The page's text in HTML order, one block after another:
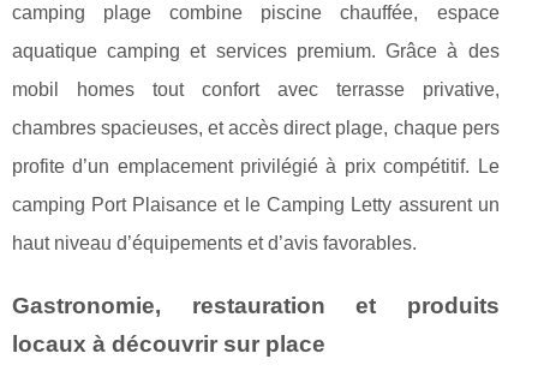
camping plage combine piscine chauffée, espace
aquatique camping et services premium. Grâce à des
mobil homes tout confort avec terrasse privative,
chambres spacieuses, et accès direct plage, chaque pers
profite d’un emplacement privilégié à prix compétitif. Le
camping Port Plaisance et le Camping Letty assurent un
haut niveau d’équipements et d’avis favorables.
Gastronomie, restauration et produits
locaux à découvrir sur place